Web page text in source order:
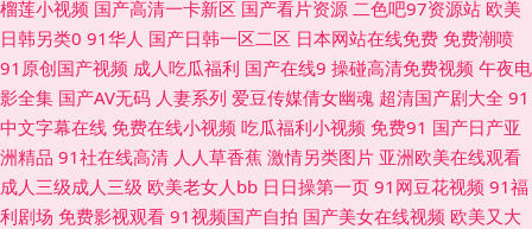
色a片 国产区地址91 精品素人 美女黄网三级av 欧美日韩另类另类 日韩3级
Av 天堂aV片 亚洲情色国豆花 91蜜桃特黄A片 97资源福利在线 超碰AA 韩国
AV不卡 男人天堂的狠狠干 日本人妻丝袜 四虎永久蜜 性欧美成人18 在线看
视频污 91精品6 av变态另类 超碰在线91 国产精品成人久久 精品九九女人 欧
榴莲小视频 国产高清一卡新区 国产看片资源 二色吧97资源站 欧美
日韩另类0 91华人 国产日韩一区二区 日本网站在线免费 免费潮喷
91原创国产视频 成人吃瓜福利 国产在线9 操碰高清免费视频 午夜电
影全集 国产AV无码 人妻系列 爱豆传媒倩女幽魂 超清国产剧大全 91
中文字幕在线 免费在线小视频 吃瓜福利小视频 免费91 国产日产亚
洲精品 91社在线高清 人人草香蕉 激情另类图片 亚洲欧美在线观看
成人三级成人三级 欧美老女人bb 日日操第一页 91网豆花视频 91福
利剧场 免费影视观看 91视频国产自拍 国产美女在线视频 欧美又大